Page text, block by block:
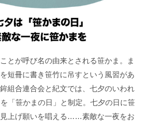
とが呼び名の由来とされる笹かま。ま
短冊に書き笹竹に吊すという風習があ
組合連合会と紀文では、七夕のいわれ
「笹かまの日」と制定。七夕の日に笹
上げ願いを唱える……素敵な一夜をお